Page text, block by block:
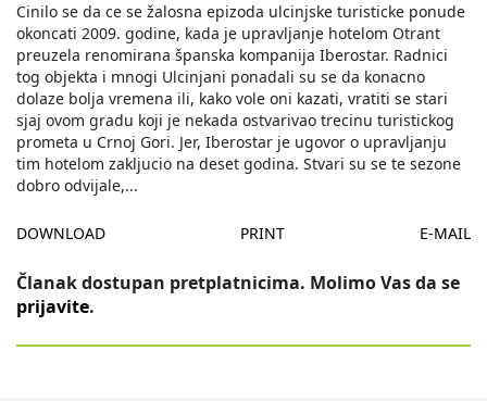
Cinilo se da ce se žalosna epizoda ulcinjske turisticke ponude
okoncati 2009. godine, kada je upravljanje hotelom Otrant
preuzela renomirana španska kompanija Iberostar. Radnici
tog objekta i mnogi Ulcinjani ponadali su se da konacno
dolaze bolja vremena ili, kako vole oni kazati, vratiti se stari
sjaj ovom gradu koji je nekada ostvarivao trecinu turistickog
prometa u Crnoj Gori. Jer, Iberostar je ugovor o upravljanju
tim hotelom zakljucio na deset godina. Stvari su se te sezone
dobro odvijale,...
DOWNLOAD PRINT E-MAIL
Članak dostupan pretplatnicima. Molimo Vas da se
prijavite.